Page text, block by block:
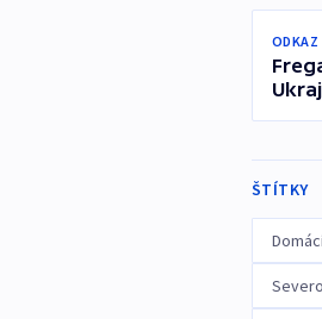
ODKAZ
ŠTÍTKY